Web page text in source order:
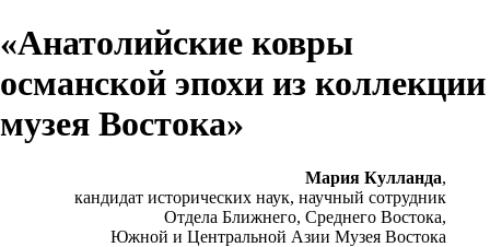
«Анатолийские ковры
османской эпохи из коллекции
музея Востока»
Мария Кулланда,
кандидат исторических наук, научный сотрудник
Отдела Ближнего, Среднего Востока,
Южной и Центральной Азии Музея Востока